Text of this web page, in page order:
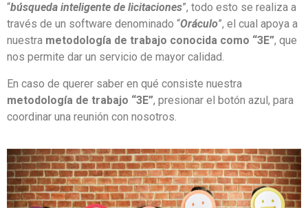
“búsqueda inteligente de licitaciones”, todo esto se realiza a
través de un software denominado “Oráculo”, el cual apoya a
nuestra metodología de trabajo conocida como “3E”, que
nos permite dar un servicio de mayor calidad.
En caso de querer saber en qué consiste nuestra
metodología de trabajo “3E”, presionar el botón azul, para
coordinar una reunión con nosotros.